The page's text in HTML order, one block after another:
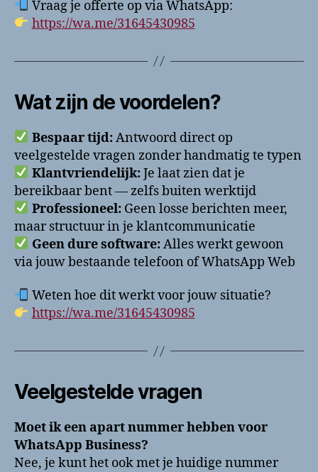
Vraag je offerte op via WhatsApp:
https://wa.me/31645430985
Wat zijn de voordelen?
Bespaar tijd:Antwoord direct op
veelgestelde vragen zonder handmatig te typen
Klantvriendelijk:Je laat zien dat je
bereikbaar bent — zelfs buiten werktijd
Professioneel:Geen losse berichten meer,
maar structuur in je klantcommunicatie
Geen dure software:Alles werkt gewoon
via jouw bestaande telefoon of WhatsApp Web
Weten hoe dit werkt voor jouw situatie?
https://wa.me/31645430985
Veelgestelde vragen
Moet ik een apart nummer hebben voor
WhatsApp Business?
Nee, je kunt het ook met je huidige nummer